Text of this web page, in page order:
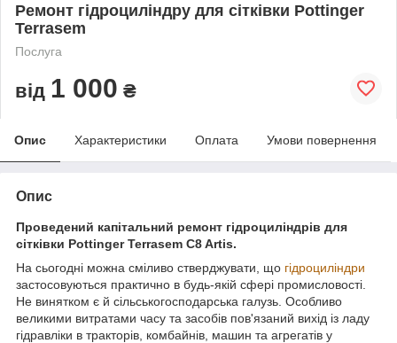
Ремонт гідроциліндру для сітківки Pottinger
Terrasem
Послуга
від 1 000 ₴
Опис Характеристики Оплата Умови повернення
Опис
Проведений капітальний ремонт гідроциліндрів для
сітківки Pottinger Terrasem C8 Artis.
На сьогодні можна сміливо стверджувати, що гідроциліндри
застосовуються практично в будь-якій сфері промисловості.
Не винятком є й сільськогосподарська галузь. Особливо
великими витратами часу та засобів пов'язаний вихід із ладу
гідравліки в тракторів, комбайнів, машин та агрегатів у